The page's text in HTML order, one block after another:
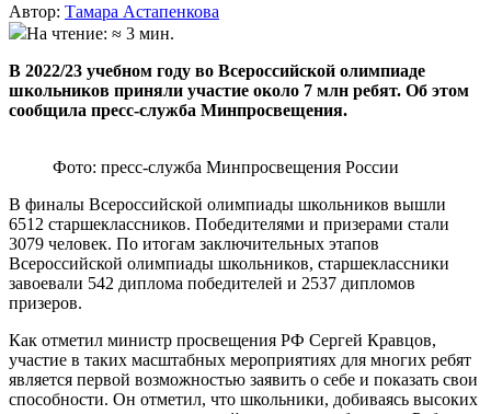
Автор: Тамара Астапенкова
На чтение: ≈ 3 мин.
В 2022/23 учебном году во Всероссийской олимпиаде
школьников приняли участие около 7 млн ребят. Об этом
сообщила пресс-служба Минпросвещения.
Фото: пресс-служба Минпросвещения России
В финалы Всероссийской олимпиады школьников вышли
6512 старшеклассников. Победителями и призерами стали
3079 человек. По итогам заключительных этапов
Всероссийской олимпиады школьников, старшеклассники
завоевали 542 диплома победителей и 2537 дипломов
призеров.
Как отметил министр просвещения РФ Сергей Кравцов,
участие в таких масштабных мероприятиях для многих ребят
является первой возможностью заявить о себе и показать свои
способности. Он отметил, что школьники, добиваясь высоких